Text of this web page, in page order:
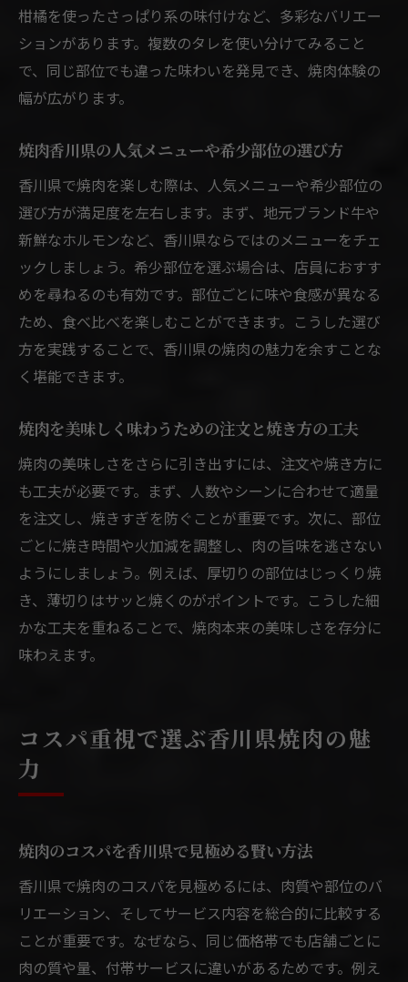
柑橘を使ったさっぱり系の味付けなど、多彩なバリエー
ションがあります。複数のタレを使い分けてみること
で、同じ部位でも違った味わいを発見でき、焼肉体験の
幅が広がります。
焼肉香川県の人気メニューや希少部位の選び方
香川県で焼肉を楽しむ際は、人気メニューや希少部位の
選び方が満足度を左右します。まず、地元ブランド牛や
新鮮なホルモンなど、香川県ならではのメニューをチェ
ックしましょう。希少部位を選ぶ場合は、店員におすす
めを尋ねるのも有効です。部位ごとに味や食感が異なる
ため、食べ比べを楽しむことができます。こうした選び
方を実践することで、香川県の焼肉の魅力を余すことな
く堪能できます。
焼肉を美味しく味わうための注文と焼き方の工夫
焼肉の美味しさをさらに引き出すには、注文や焼き方に
も工夫が必要です。まず、人数やシーンに合わせて適量
を注文し、焼きすぎを防ぐことが重要です。次に、部位
ごとに焼き時間や火加減を調整し、肉の旨味を逃さない
ようにしましょう。例えば、厚切りの部位はじっくり焼
き、薄切りはサッと焼くのがポイントです。こうした細
かな工夫を重ねることで、焼肉本来の美味しさを存分に
味わえます。
コスパ重視で選ぶ香川県焼肉の魅
力
焼肉のコスパを香川県で見極める賢い方法
香川県で焼肉のコスパを見極めるには、肉質や部位のバ
リエーション、そしてサービス内容を総合的に比較する
ことが重要です。なぜなら、同じ価格帯でも店舗ごとに
肉の質や量、付帯サービスに違いがあるためです。例え